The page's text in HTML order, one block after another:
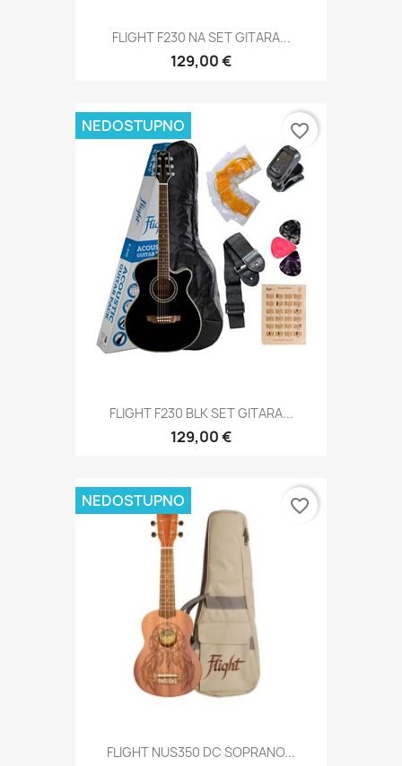
FLIGHT F230 NA SET GITARA...
129,00 €
FLIGHT F230 BLK SET GITARA...
129,00 €
NEDOSTUPNO favorite_border
FLIGHT NUS350 DC SOPRANO...
NEDOSTUPNO favorite_border